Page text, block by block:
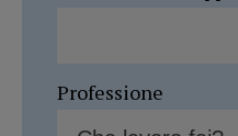
Professione